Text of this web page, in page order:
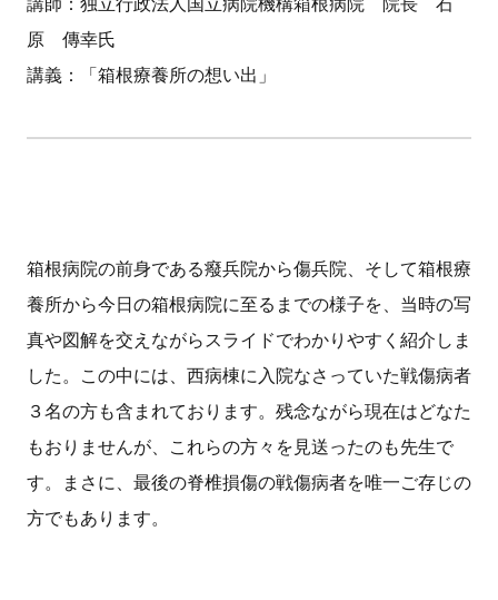
原 傳幸氏
講義：「箱根療養所の想い出」
箱根病院の前身である癈兵院から傷兵院、そして箱根療
養所から今日の箱根病院に至るまでの様子を、当時の写
真や図解を交えながらスライドでわかりやすく紹介しま
した。この中には、西病棟に入院なさっていた戦傷病者
３名の方も含まれております。残念ながら現在はどなた
もおりませんが、これらの方々を見送ったのも先生で
す。まさに、最後の脊椎損傷の戦傷病者を唯一ご存じの
方でもあります。